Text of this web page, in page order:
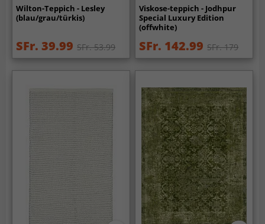
Wilton-Teppich - Lesley
(blau/grau/türkis)
SFr. 39.99 SFr. 53.99
Viskose-teppich - Jodhpur
Special Luxury Edition
(offwhite)
SFr. 142.99 SFr. 179